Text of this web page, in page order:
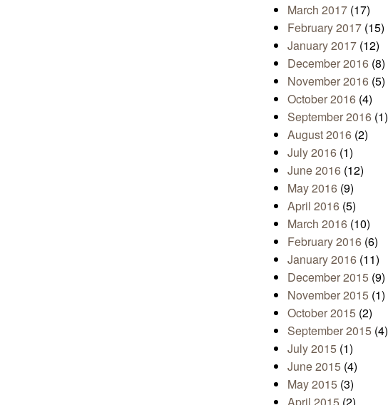
March 2017 (17)
February 2017 (15)
January 2017 (12)
December 2016 (8)
November 2016 (5)
October 2016 (4)
September 2016 (1)
August 2016 (2)
July 2016 (1)
June 2016 (12)
May 2016 (9)
April 2016 (5)
March 2016 (10)
February 2016 (6)
January 2016 (11)
December 2015 (9)
November 2015 (1)
October 2015 (2)
September 2015 (4)
July 2015 (1)
June 2015 (4)
May 2015 (3)